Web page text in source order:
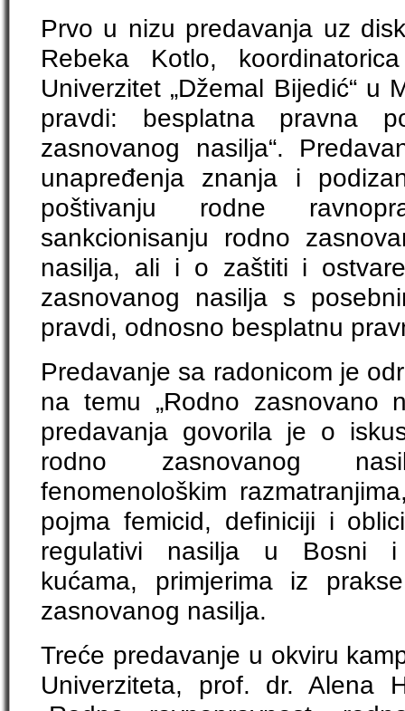
Prvo u nizu predavanja uz
Rebeka Kotlo,
Univerzitet „Džemal Bijedić“ u
pravdi: besplatna pravna
zasnovanog nasilja“.
unapređenja znanja i
poštivanju rodne
sankcionisanju rodno
nasilja, ali i o zaštiti i
zasnovanog nasilja s
pravdi, odnosno besplatnu
Predavanje sa radonicom je
na temu „Rodno zasnovano
predavanja govorila je o
rodno zasnovanog
fenomenološkim
pojma femicid, definiciji i
regulativi nasilja u Bosni i
kućama, primjerima iz
zasnovanog nasilja.
Treće predavanje u okviru
Univerziteta, prof. dr. Alena